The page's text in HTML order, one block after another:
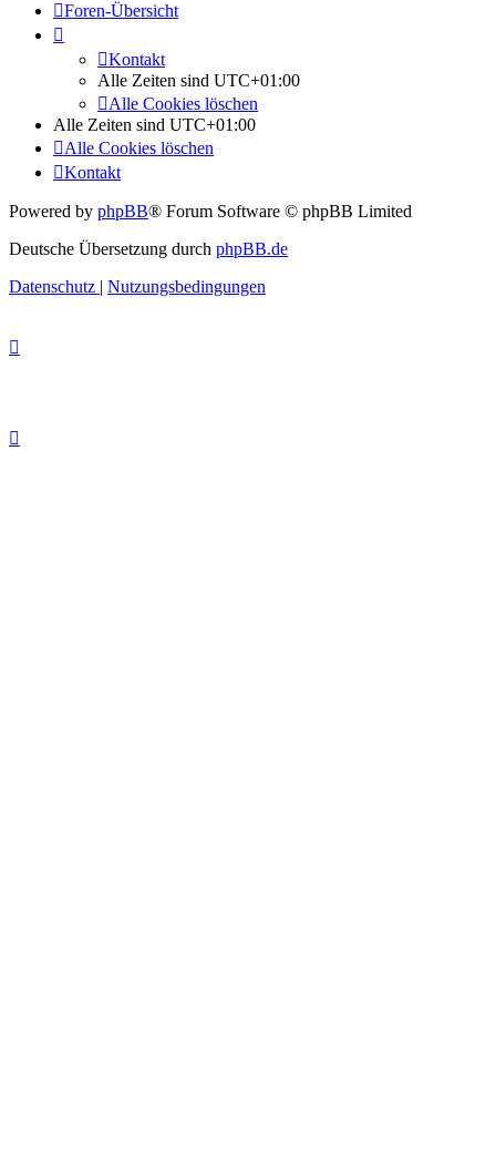
Foren-Übersicht
Kontakt
Alle Zeiten sind UTC+01:00
Alle Cookies löschen
Alle Zeiten sind UTC+01:00
Alle Cookies löschen
Kontakt
Powered by phpBB® Forum Software © phpBB Limited
Deutsche Übersetzung durch phpBB.de
Datenschutz
Nutzungsbedingungen